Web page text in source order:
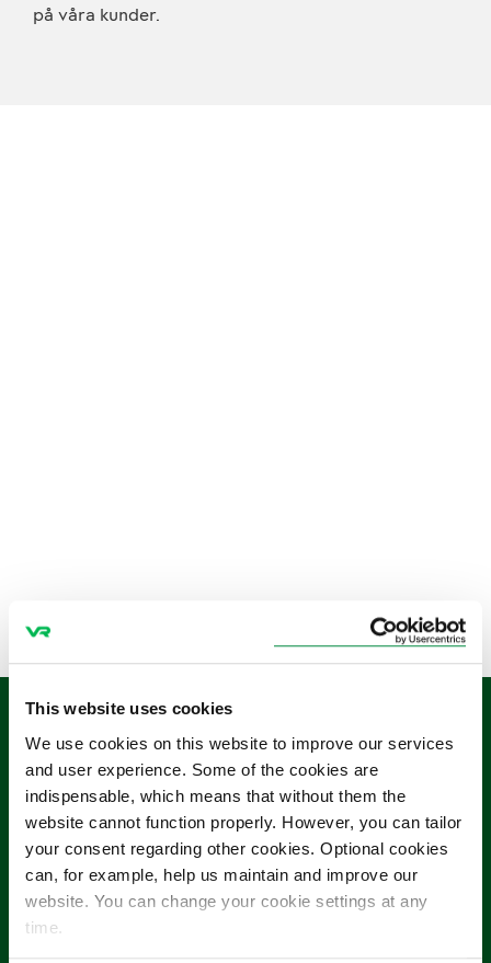
This website uses cookies
We use cookies on this website to improve our services
and user experience. Some of the cookies are
indispensable, which means that without them the
website cannot function properly. However, you can tailor
your consent regarding other cookies. Optional cookies
can, for example, help us maintain and improve our
website. You can change your cookie settings at any
time.
på våra kunder.
Genom tillväxt kommer
vår verksamhets avtryck
att öka
Samtidigt som vi främjar populariteten för spår-
och kollektivtrafiken minskar vi våra kunders och
hela samhällets utsläpp.